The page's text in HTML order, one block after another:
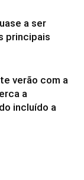
a ser
principais
verão com a
a
incluído a